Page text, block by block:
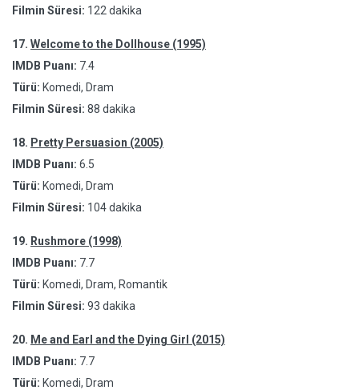
Filmin Süresi: 122 dakika
17. Welcome to the Dollhouse (1995)
IMDB Puanı: 7.4
Türü: Komedi, Dram
Filmin Süresi: 88 dakika
18. Pretty Persuasion (2005)
IMDB Puanı: 6.5
Türü: Komedi, Dram
Filmin Süresi: 104 dakika
19. Rushmore (1998)
IMDB Puanı: 7.7
Türü: Komedi, Dram, Romantik
Filmin Süresi: 93 dakika
20. Me and Earl and the Dying Girl (2015)
IMDB Puanı: 7.7
Türü: Komedi, Dram